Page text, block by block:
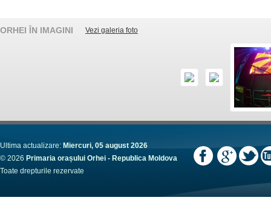
ORHEI ÎN IMAGINI Vezi galeria foto
Ultima actualizare: Miercuri, 05 august 2026
© 2026 Primaria orașului Orhei - Republica Moldova
Toate drepturile rezervate